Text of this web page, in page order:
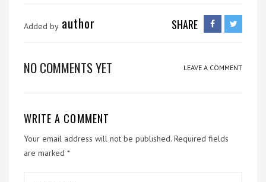
Added by author SHARE
NO COMMENTS YET LEAVE A COMMENT
WRITE A COMMENT
Your email address will not be published. Required fields
are marked *